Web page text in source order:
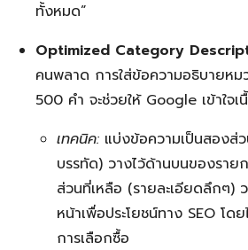
ทั้งหมด”
Optimized Category
คนพลาด การใส่ข้อความอธิบายห
500 คำ จะช่วยให้ Google เข้าใจเ
เทคนิค: แบ่งข้อความเป็นสองส่
บรรทัด) วางไว้ด้านบนของราย
ส่วนที่เหลือ (รายละเอียดลึกๆ)
หน้าเพื่อประโยชน์ทาง SEO โ
การเลือกซื้อ